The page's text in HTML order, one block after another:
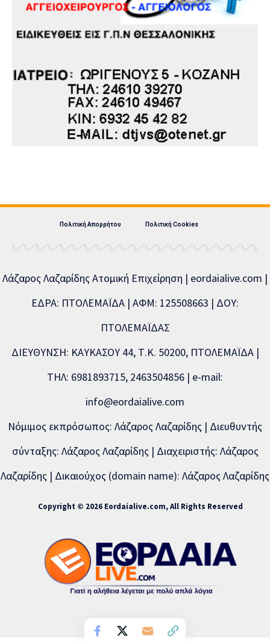
Πολιτική Απορρήτου Πολιτική Cookies
Λάζαρος Λαζαρίδης Ατομική Επιχείρηση | eordaialive.com |
ΕΔΡΑ: ΠΤΟΛΕΜΑΪΔΑ | ΑΦΜ: 125508663 | ΔΟΥ:
ΠΤΟΛΕΜΑΪΔΑΣ
ΔΙΕΥΘΥΝΣΗ: ΚΑΥΚΑΣΟΥ 44, Τ.Κ. 50200, ΠΤΟΛΕΜΑΪΔΑ |
ΤΗΛ: 6981893715, 2463504856 | e-mail:
info@eordaialive.com
Νόμιμος εκπρόσωπος: Λάζαρος Λαζαρίδης | Διευθυντής
σύνταξης: Λάζαρος Λαζαρίδης | Διαχειριστής: Λάζαρος
Λαζαρίδης | Δικαιούχος (domain name): Λάζαρος Λαζαρίδης
Copyright © 2026 Eordaialive.com, All Rights Reserved